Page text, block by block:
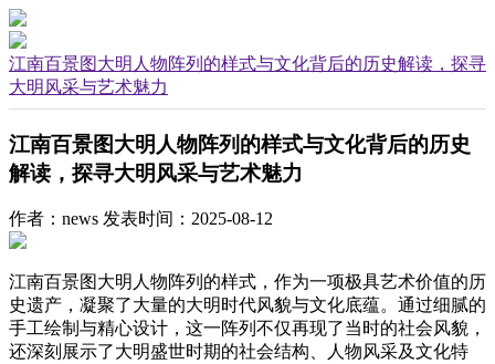
江南百景图大明人物阵列的样式与文化背后的历史解读，探寻
大明风采与艺术魅力
江南百景图大明人物阵列的样式与文化背后的历史
解读，探寻大明风采与艺术魅力
作者：news 发表时间：2025-08-12
江南百景图大明人物阵列的样式，作为一项极具艺术价值的历
史遗产，凝聚了大量的大明时代风貌与文化底蕴。通过细腻的
手工绘制与精心设计，这一阵列不仅再现了当时的社会风貌，
还深刻展示了大明盛世时期的社会结构、人物风采及文化特